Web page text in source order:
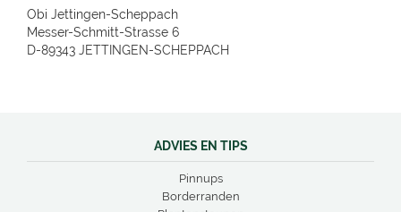
Obi Jettingen-Scheppach
Messer-Schmitt-Strasse 6
D-89343 JETTINGEN-SCHEPPACH
ADVIES EN TIPS
Pinnups
Borderranden